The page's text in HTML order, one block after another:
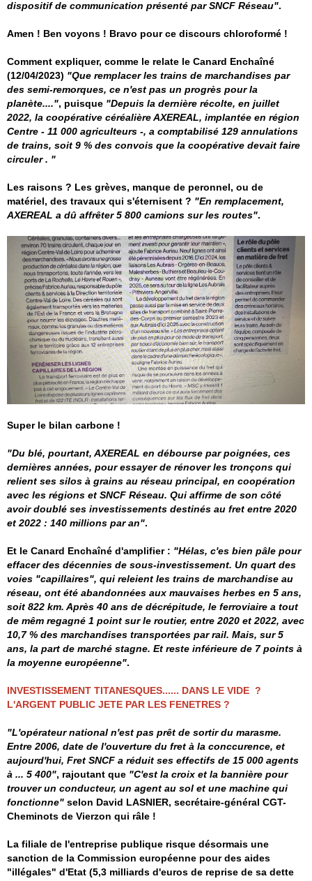
dispositif de communication présenté par SNCF Réseau".
Amen ! Ben voyons ! Bravo pour ce discours chloroformé !
Comment expliquer, comme le relate le Canard Enchaîné
(12/04/2023) "Que remplacer les trains de marchandises par
des semi-remorques, ce n'est pas un progrès pour la
planète....", puisque "Depuis la dernière récolte, en juillet
2022, la coopérative céréalière AXEREAL, implantée en région
Centre - 11 000 agriculteurs -, a comptabilisé 129 annulations
de trains, soit 9 % des convois que la coopérative devait faire
circuler . "
Les raisons ? Les grèves, manque de peronnel, ou de
matériel, des travaux qui s'éternisent ? "En remplacement,
AXEREAL a dû affrêter 5 800 camions sur les routes".
Super le bilan carbone !
"Du blé, pourtant, AXEREAL en débourse par poignées, ces
dernières années, pour essayer de rénover les tronçons qui
relient ses silos à grains au réseau principal, en coopération
avec les régions et SNCF Réseau. Qui affirme de son côté
avoir doublé ses investissements destinés au fret entre 2020
et 2022 : 140 millions par an".
Et le Canard Enchaîné d'amplifier : "Hélas, c'es bien pâle pour
effacer des décennies de sous-investissement. Un quart des
voies "capillaires", qui releient les trains de marchandise au
réseau, ont été abandonnées aux mauvaises herbes en 5 ans,
soit 822 km. Après 40 ans de décrépitude, le ferroviaire a tout
de mêm regagné 1 point sur le routier, entre 2020 et 2022, avec
10,7 % des marchandises transportées par rail. Mais, sur 5
ans, la part de marché stagne. Et reste inférieure de 7 points à
la moyenne européenne".
INVESTISSEMENT TITANESQUES...... DANS LE VIDE ?
L'ARGENT PUBLIC JETE PAR LES FENETRES ?
"L'opérateur national n'est pas prêt de sortir du marasme.
Entre 2006, date de l'ouverture du fret à la conccurence, et
aujourd'hui, Fret SNCF a réduit ses effectifs de 15 000 agents
à ... 5 400", rajoutant que "C'est la croix et la bannière pour
trouver un conducteur, un agent au sol et une machine qui
fonctionne" selon David LASNIER, secrétaire-général CGT-
Cheminots de Vierzon qui râle !
La filiale de l'entreprise publique risque désormais une
sanction de la Commission européenne pour des aides
"illégales" d'Etat (5,3 milliards d'euros de reprise de sa dette